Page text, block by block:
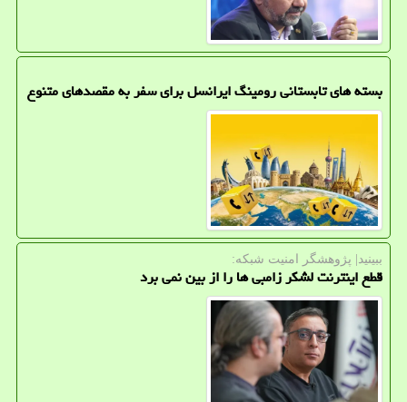
بسته های تابستانی رومینگ ایرانسل برای سفر به مقصدهای متنوع
ببینید| پژوهشگر امنیت شبكه:
قطع اینترنت لشکر زامبی ها را از بین نمی برد